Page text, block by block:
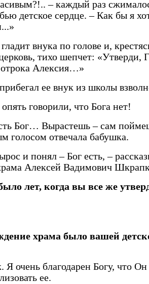
– каждый раз
детское сердце. – Как бы я
внука по голове и,
тихо шепчет: «Утверди,
отрока Алексия…»
ее внук из школы
говорили, что Бога нет!
Бог… Вырастешь – сам
голосом отвечала бабушка.
и понял – Бог есть, –
Алексей Вадимович
лет, когда вы все же
храма было вашей
очень благодарен Богу, что
ее.